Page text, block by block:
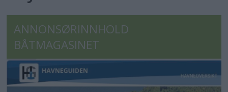
ANNONSØRINNHOLD
BÅTMAGASINET